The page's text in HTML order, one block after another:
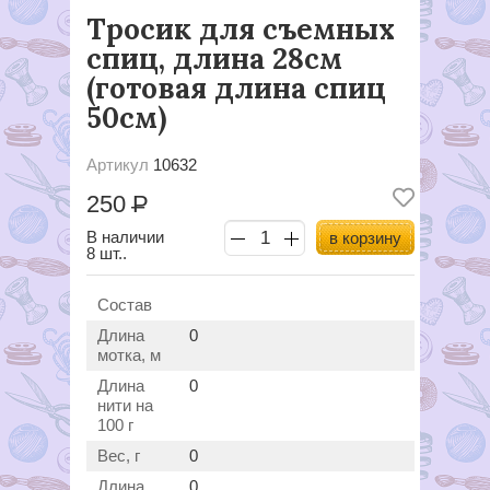
Тросик для съемных
спиц, длина 28см
(готовая длина спиц
50см)
Артикул 10632
250Р
В наличии
8 шт..
в корзину
Состав
Длина
мотка, м
0
Длина
нити на
100 г
0
Вес, г
0